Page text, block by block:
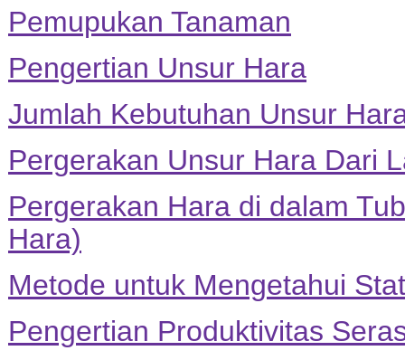
Pemupukan Tanaman
Pengertian Unsur Hara
Jumlah Kebutuhan Unsur
Pergerakan Unsur Hara Dari
Pergerakan Hara di dalam
Hara)
Metode untuk Mengetahui
Pengertian Produktivitas